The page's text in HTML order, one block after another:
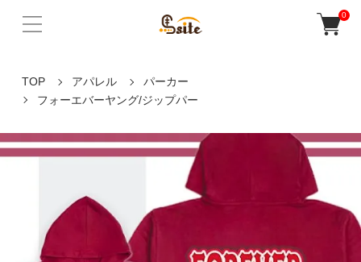
0
TOP アパレル
パーカー
フォーエバーヤング/ジップパー